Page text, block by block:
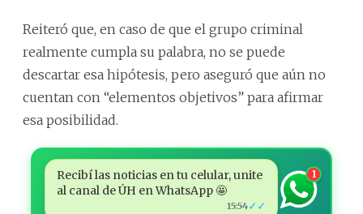
Reiteró que, en caso de que el grupo criminal
realmente cumpla su palabra, no se puede
descartar esa hipótesis, pero aseguró que aún no
cuentan con “elementos objetivos” para afirmar
esa posibilidad.
Recibí las noticias en tu celular, unite
al canal de ÚH en WhatsApp 🤩
15:54✓✓
1